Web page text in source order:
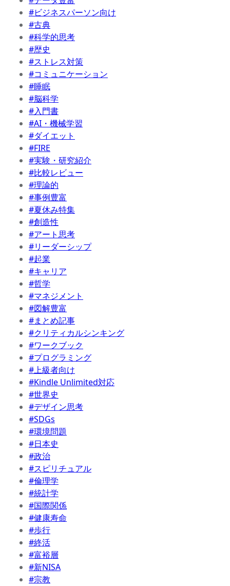
#ビジネスパーソン向け
#古典
#科学的思考
#歴史
#ストレス対策
#コミュニケーション
#睡眠
#脳科学
#入門書
#AI・機械学習
#ダイエット
#FIRE
#実験・研究紹介
#比較レビュー
#理論的
#事例豊富
#夏休み特集
#創造性
#アート思考
#リーダーシップ
#起業
#キャリア
#哲学
#マネジメント
#図解豊富
#まとめ記事
#クリティカルシンキング
#ワークブック
#プログラミング
#上級者向け
#Kindle Unlimited対応
#世界史
#デザイン思考
#SDGs
#環境問題
#日本史
#政治
#スピリチュアル
#倫理学
#統計学
#国際関係
#健康寿命
#歩行
#終活
#富裕層
#新NISA
#宗教